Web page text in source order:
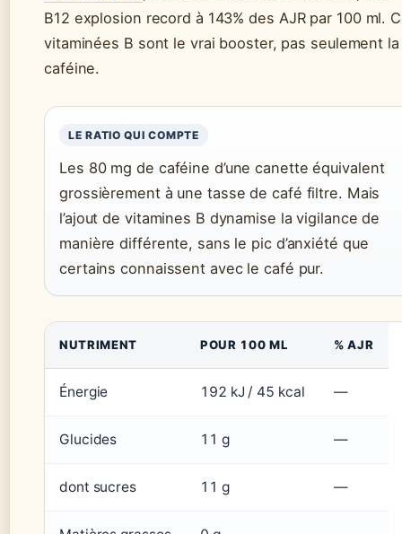
B12 explosion record à 143% des AJR par 100 ml.
vitaminées B sont le vrai booster, pas seulement la
caféine.
LE RATIO QUI COMPTE
Les 80 mg de caféine d’une canette équivalent
grossièrement à une tasse de café filtre. Mais
l’ajout de vitamines B dynamise la vigilance de
manière différente, sans le pic d’anxiété que
certains connaissent avec le café pur.
NUTRIMENT POUR 100 ML % AJR
Énergie 192 kJ / 45 kcal —
Glucides 11 g —
dont sucres 11 g —